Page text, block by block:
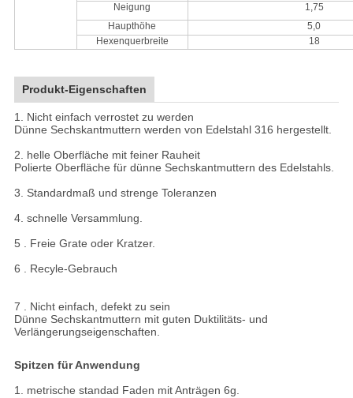
Neigung
1,75
Haupthöhe
5,0
Hexenquerbreite
18
Produkt-Eigenschaften
1. Nicht einfach verrostet zu werden
Dünne Sechskantmuttern werden von Edelstahl 316 hergestellt.
2. helle Oberfläche mit feiner Rauheit
Polierte Oberfläche für dünne Sechskantmuttern des Edelstahls.
3. Standardmaß und strenge Toleranzen
4. schnelle Versammlung.
5 . Freie Grate oder Kratzer.
6 . Recyle-Gebrauch
7 . Nicht einfach, defekt zu sein
Dünne Sechskantmuttern mit guten Duktilitäts- und
Verlängerungseigenschaften.
Spitzen für Anwendung
1. metrische standad Faden mit Anträgen 6g.